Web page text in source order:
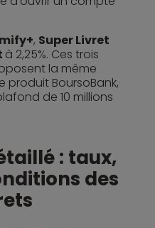
, Super Livret
à 2,25%. Ces trois
la même
produit BoursoBank,
de 10 millions
: taux,
des